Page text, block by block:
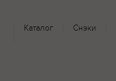
Каталог Снэки